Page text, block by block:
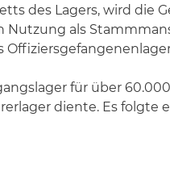
des Lagers, wird die
als
für über
diente. Es folgte